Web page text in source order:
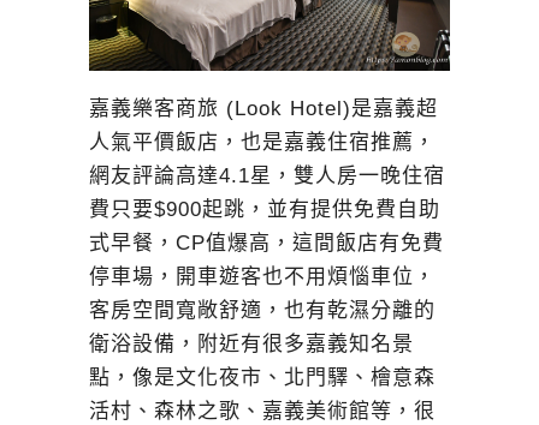
嘉義樂客商旅 (Look Hotel)是嘉義超
人氣平價飯店，也是嘉義住宿推薦，
網友評論高達4.1星，雙人房一晚住宿
費只要$900起跳，並有提供免費自助
式早餐，CP值爆高，這間飯店有免費
停車場，開車遊客也不用煩惱車位，
客房空間寬敞舒適，也有乾濕分離的
衛浴設備，附近有很多嘉義知名景
點，像是文化夜市、北門驛、檜意森
活村、森林之歌、嘉義美術館等，很